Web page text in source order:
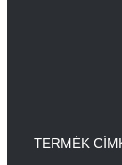
TERMÉK